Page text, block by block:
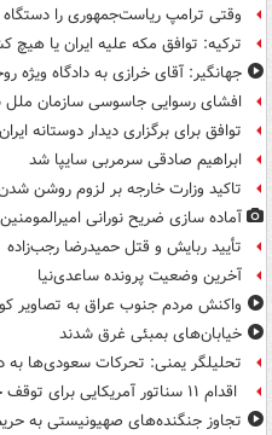
وقتی ترامپ ریاست‌جمهوری را
ترکیه: توافق مکه علیه ایران یا
جهانگیر: آقای خرازی به دادگاه ویژه
افشای رسوایی جاسوسی سازمان ملل
توافق برای برگزاری دیدار دوستانه
ابراهیم صادقی سرمربی سایپا شد
تاکید وزارت خارجه بر لزوم روشن
آماده سازی ضریح نورانی
تأیید ربایش و قتل حمیدرضا رجب‌زاده
آخرین وضعیت پرونده ساعدی‌نیا
واکنش مردم جنوب عراق به تصاویر
خیابان‌های بمبئی غرق شدند
تحلیلگر یمنی: تحرکات سعودی‌ها
اقدام ۱۱ سناتور آمریکایی برای توقف جنگ علیه ایران
تجاوز جنگنده‌های صهیونیستی به